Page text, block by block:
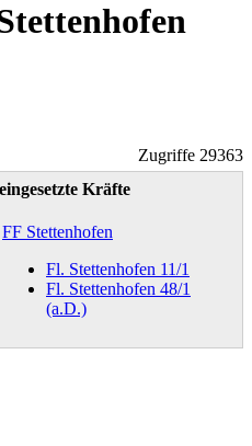
Zugriffe 29363
eingesetzte Kräfte
FF Stettenhofen
Fl. Stettenhofen 11/1
Fl. Stettenhofen 48/1
(a.D.)